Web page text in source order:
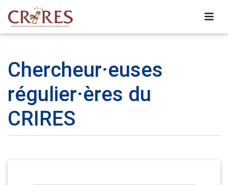
Chercheur·euses
régulier·ères du
CRIRES